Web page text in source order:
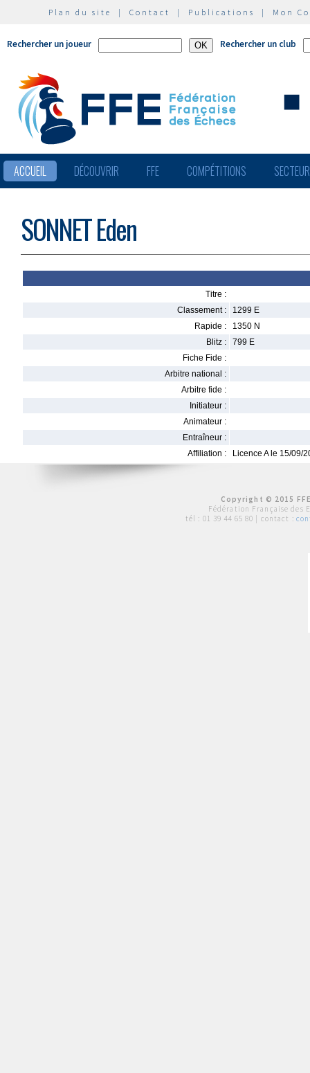
Plan du site | Contact | Publications | Mon
Rechercher un joueur Rechercher un club
ACCUEIL DÉCOUVRIR FFE COMPÉTITIONS
SONNET Eden
Titre :
Classement :
1299 E
Rapide :
1350 N
Blitz :
799 E
Fiche Fide :
Arbitre national :
Arbitre fide :
Initiateur :
Animateur :
Entraîneur :
Affiliation :
Licence A le 15/09/
Copyright © 2015
Fédération Française des
tél : 01 39 44 65 80 | contact :